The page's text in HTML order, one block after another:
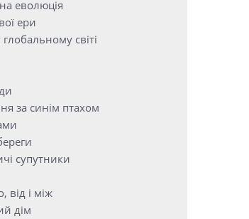
еволюція
ери
світі
за синім птахом
супутники
від і між
дім